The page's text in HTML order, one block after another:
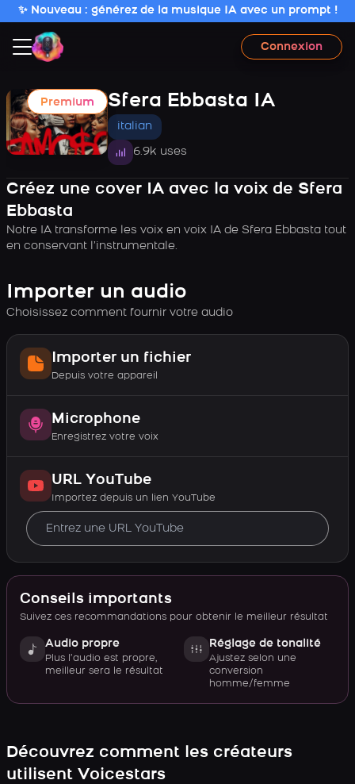
✨ Nouveau : générez de la musique IA avec un prompt !
Connexion
Premium Sfera Ebbasta IA
italian
6.9k uses
Créez une cover IA avec la voix de Sfera
Ebbasta
Notre IA transforme les voix en voix IA de Sfera Ebbasta tout
en conservant l’instrumentale.
Importer un audio
Choisissez comment fournir votre audio
Importer un fichier
Depuis votre appareil
Microphone
Enregistrez votre voix
URL YouTube
Importez depuis un lien YouTube
Conseils importants
Suivez ces recommandations pour obtenir le meilleur résultat
Audio propre
Plus l’audio est propre,
meilleur sera le résultat
Réglage de tonalité
Ajustez selon une
conversion
homme/femme
Découvrez comment les créateurs
utilisent Voicestars